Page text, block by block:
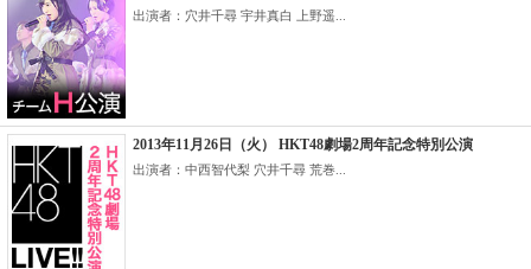
出演者：穴井千尋 宇井真白 上野遥...
2013年11月26日（火） HKT48劇場2周年記念特別公演
出演者：中西智代梨 穴井千尋 荒巻...